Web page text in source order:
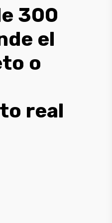
300
el
o
real